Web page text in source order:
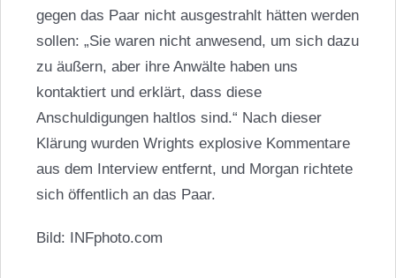
gegen das Paar nicht ausgestrahlt hätten werden
sollen: „Sie waren nicht anwesend, um sich dazu
zu äußern, aber ihre Anwälte haben uns
kontaktiert und erklärt, dass diese
Anschuldigungen haltlos sind.“ Nach dieser
Klärung wurden Wrights explosive Kommentare
aus dem Interview entfernt, und Morgan richtete
sich öffentlich an das Paar.
Bild: INFphoto.com